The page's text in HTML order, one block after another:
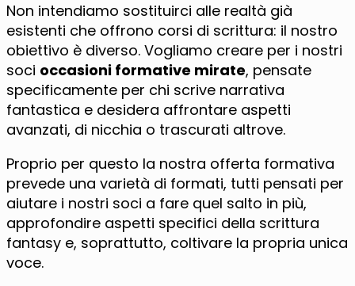
Non intendiamo sostituirci alle realtà già
esistenti che offrono corsi di scrittura: il nostro
obiettivo è diverso. Vogliamo creare per i nostri
soci occasioni formative mirate, pensate
specificamente per chi scrive narrativa
fantastica e desidera affrontare aspetti
avanzati, di nicchia o trascurati altrove.
Proprio per questo la nostra offerta formativa
prevede una varietà di formati, tutti pensati per
aiutare i nostri soci a fare quel salto in più,
approfondire aspetti specifici della scrittura
fantasy e, soprattutto, coltivare la propria unica
voce.